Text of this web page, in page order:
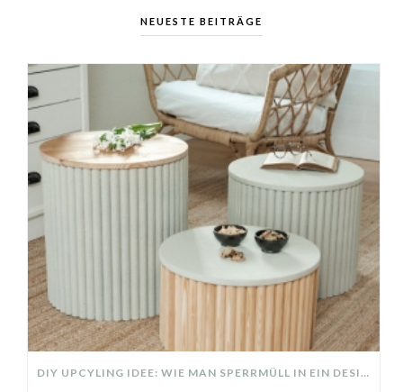
NEUESTE BEITRÄGE
DIY UPCYLING IDEE: WIE MAN SPERRMÜLL IN EIN DESIGNER TEIL VERWANDELT